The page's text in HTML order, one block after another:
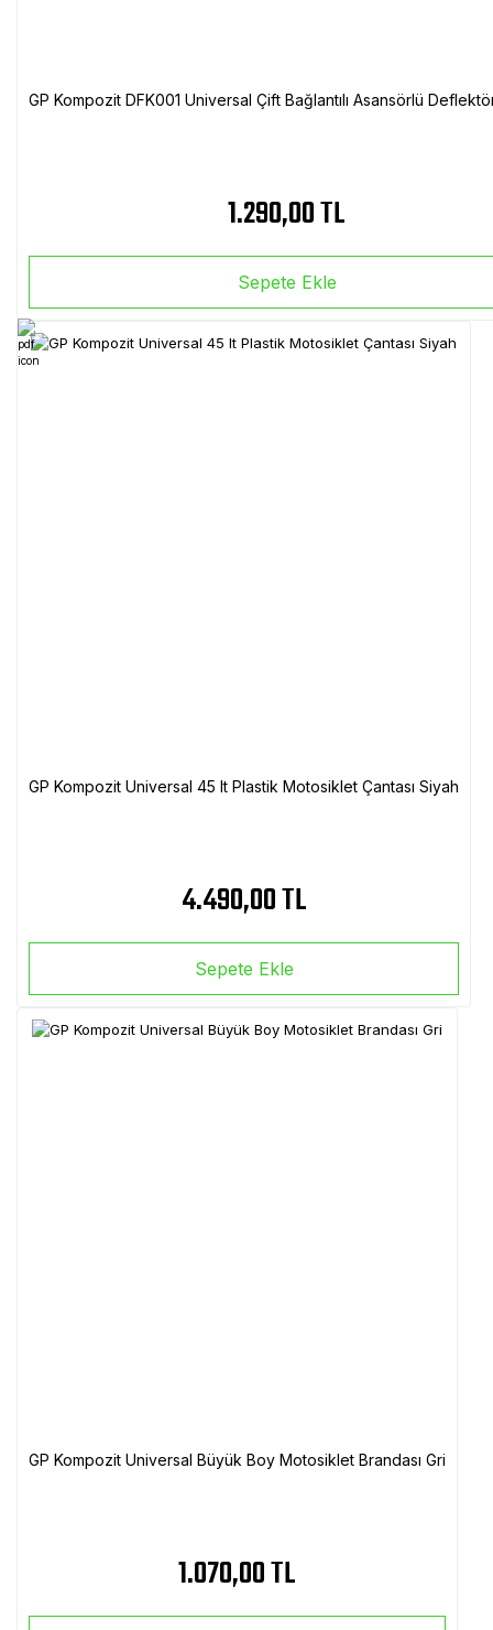
GP Kompozit DFK001 Universal Çift Bağlantılı Asansörlü
1.290,00 TL
Sepete Ekle
GP Kompozit Universal 45 lt Plastik Motosiklet Çantası Siyah
4.490,00 TL
Sepete Ekle
GP Kompozit Universal Büyük Boy Motosiklet Brandası Gri
1.070,00 TL